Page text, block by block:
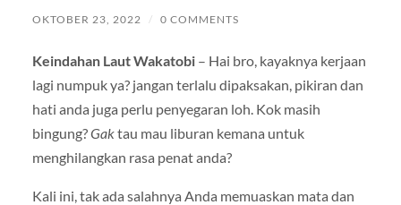
OKTOBER 23, 2022 / 0 COMMENTS
Keindahan Laut Wakatobi– Hai bro, kayaknya kerjaan
lagi numpuk ya? jangan terlalu dipaksakan, pikiran dan
hati anda juga perlu penyegaran loh. Kok masih
bingung?Gaktau mau liburan kemana untuk
menghilangkan rasa penat anda?
Kali ini, tak ada salahnya Anda memuaskan mata dan